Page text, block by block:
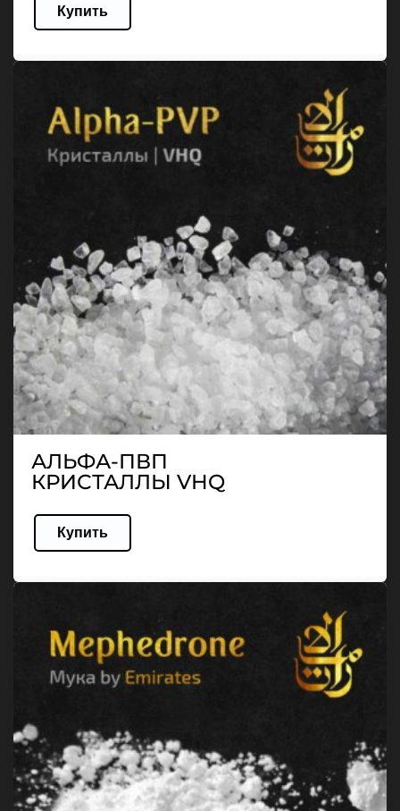
Купить
АЛЬФА-ПВП
КРИСТАЛЛЫ VHQ
Купить